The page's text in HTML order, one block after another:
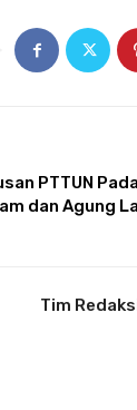
PTTUN
dan Agung
Tim